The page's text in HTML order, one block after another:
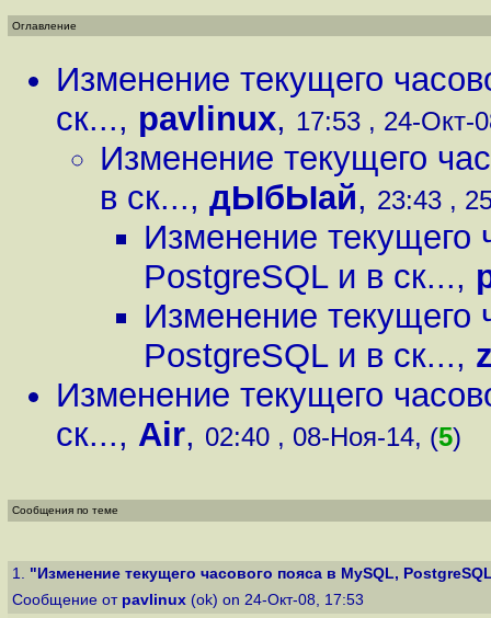
Оглавление
Изменение текущего
ск..., pavlinux, 17:53 , 24-Окт-
Изменение текущего
в ск..., дЫбЫай, 23:43 ,
Изменение текущего
PostgreSQL и в ск...,
Изменение текущего
PostgreSQL и в ск...,
Изменение текущего
ск..., Air, 02:40 , 08-Ноя-14, (5)
Сообщения по теме
1. "Изменение текущего часового пояса в MySQL,
Сообщение от pavlinux (ok) on 24-Окт-08, 17:53